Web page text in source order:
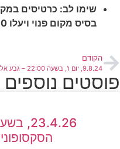
שימו לב: כרטיסים
בסיס מקום פנוי ויעלו 70 ש"ח לכרטיס!
הקודם
פוסטים נוספים